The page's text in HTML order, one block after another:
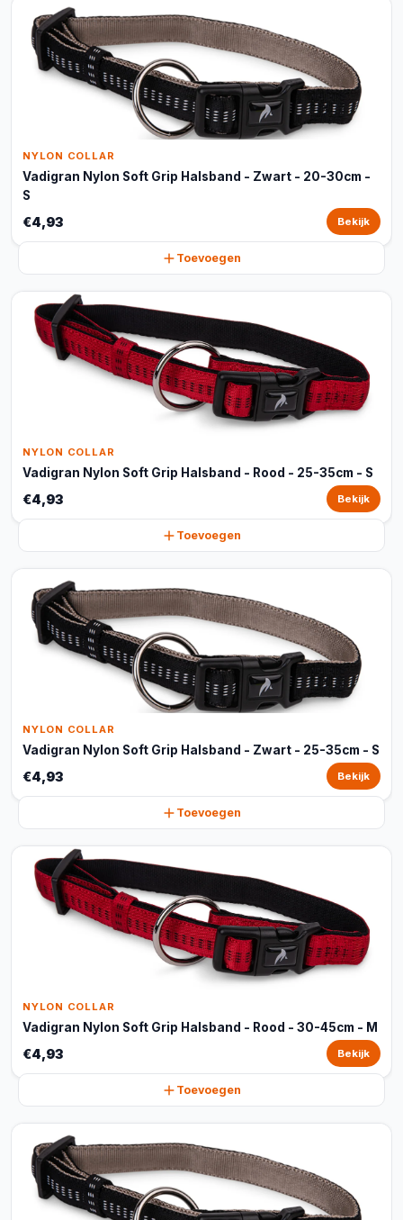
NYLON COLLAR
Vadigran Nylon Soft Grip Halsband - Zwart - 20-30cm -
S
€4,93 Bekijk
Toevoegen
NYLON COLLAR
Vadigran Nylon Soft Grip Halsband - Rood - 25-35cm - S
€4,93 Bekijk
Toevoegen
NYLON COLLAR
Vadigran Nylon Soft Grip Halsband - Zwart - 25-35cm - S
€4,93 Bekijk
Toevoegen
NYLON COLLAR
Vadigran Nylon Soft Grip Halsband - Rood - 30-45cm - M
€4,93 Bekijk
Toevoegen